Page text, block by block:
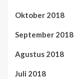
Oktober 2018
September 2018
Agustus 2018
Juli 2018